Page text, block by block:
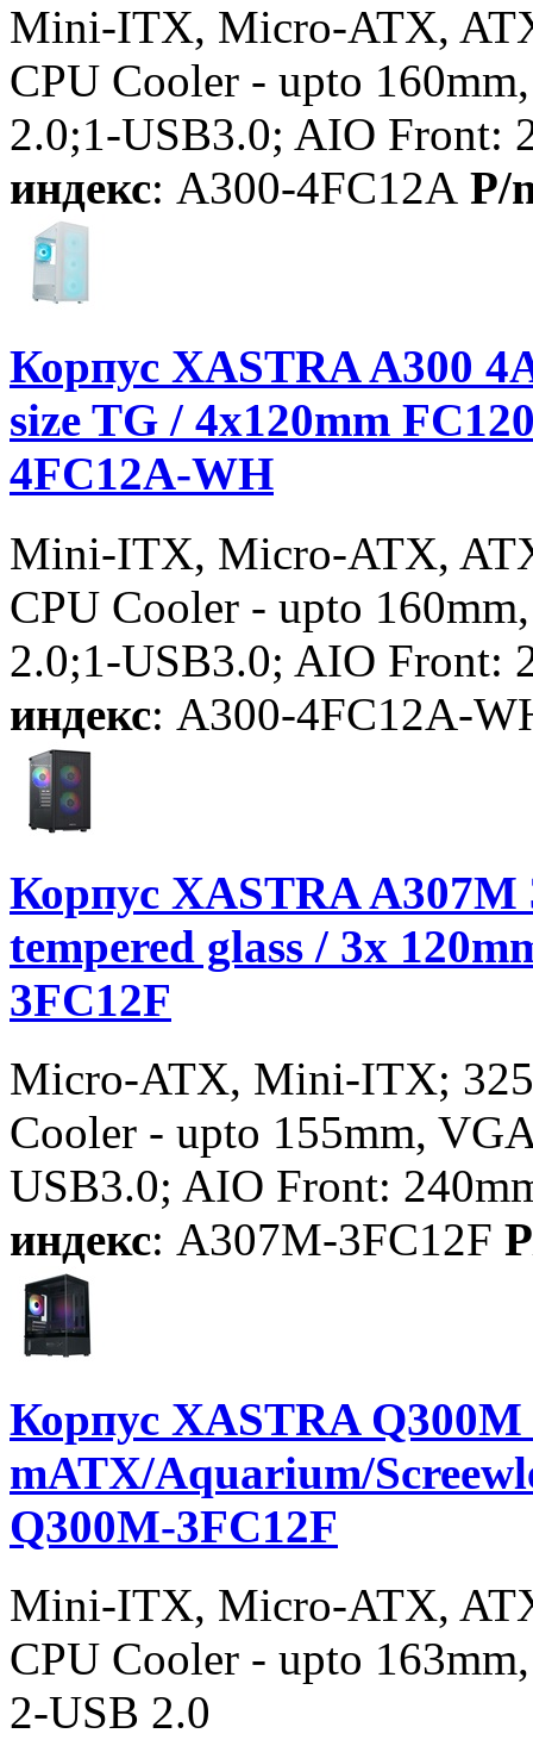
Mini-ITX, Micro-ATX,
CPU Cooler - upto
2.0;1-USB3.0; AIO Front:
индекс: A300-4FC12A P/
Корпус XASTRA A300
size TG / 4x120mm
4FC12A-WH
Mini-ITX, Micro-ATX,
CPU Cooler - upto
2.0;1-USB3.0; AIO Front:
индекс: A300-4FC12A-
Корпус XASTRA
tempered glass / 3x
3FC12F
Micro-ATX, Mini-ITX;
Cooler - upto 155mm,
USB3.0; AIO Front:
индекс: A307M-3FC12F
Корпус XASTRA
mATX/Aquarium/
Q300M-3FC12F
Mini-ITX, Micro-ATX,
CPU Cooler - upto
2-USB 2.0